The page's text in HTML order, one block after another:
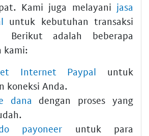
Kami juga melayani jasa
untuk kebutuhan transaksi
Berikut adalah beberapa
kami:
Internet Paypal untuk
koneksi Anda.
dana dengan proses yang
payoneer untuk para